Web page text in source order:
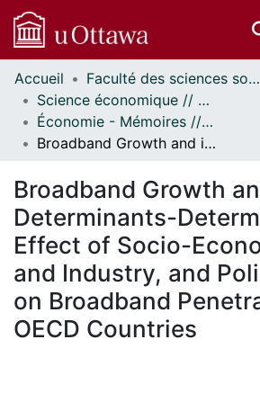
Communautés
et collections
Parcourir
Statistiques
À propos
Accueil
Faculté des sciences sociales // Faculty of Social Sciences
Science économique // Economics
Économie - Mémoires // Economics - Research Papers
Broadband Growth and its Determinants-Determining the Effect of Socio-Economic ICT and Industry, and Policy Factors on Broadband Penetration in OECD Countries
Broadband Growth
Determinants-
Effect of Socio-
and Industry, and
on Broadband
OECD Countries